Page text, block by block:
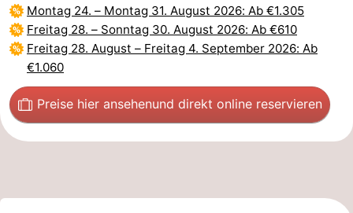
Montag 24. – Montag 31. August 2026: Ab €1.305
Freitag 28. – Sonntag 30. August 2026: Ab €610
Freitag 28. August – Freitag 4. September 2026: Ab
€1.060
Preise hier ansehenund direkt online reservieren